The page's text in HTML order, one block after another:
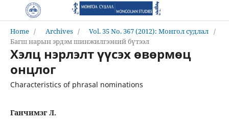
Home / Archives / Vol. 35 No. 367 (2012): Монгол судлал /
Багш нарын эрдэм шинжилгээний бүтээл
Хэлц нэрлэлт үүсэх өвөрмөц
онцлог
Characteristics of phrasal nominations
Ганчимэг Л.